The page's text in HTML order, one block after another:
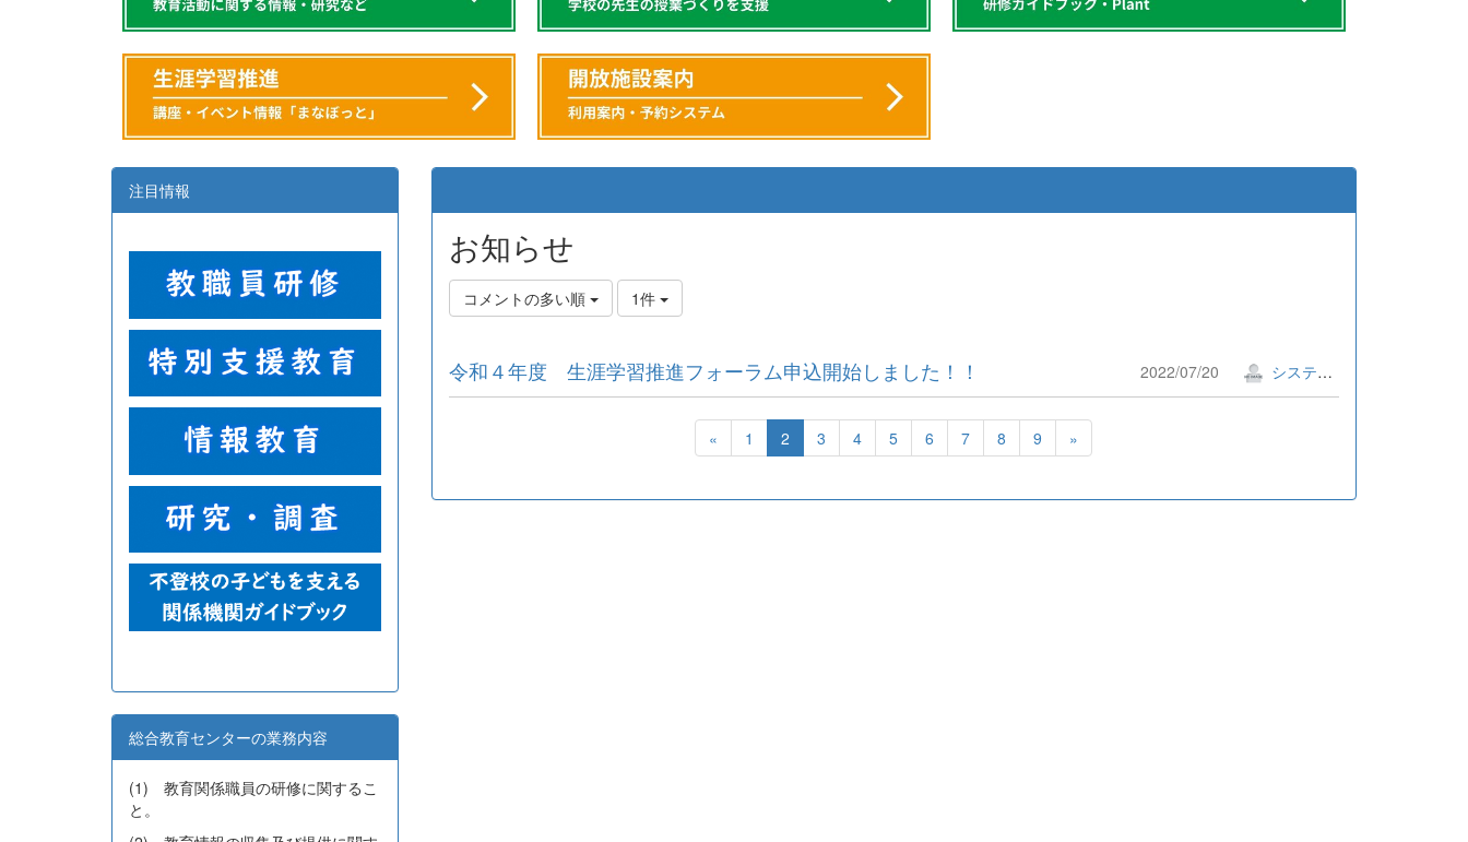
お知らせ
コメントの多い順 1件
令和４年度 生涯学習推進フォーラム申込開始しました！！ 2022/07/20 システム管理者
« 1 2 3 4 5 6 7 8 9 »
注目情報
総合教育センターの業務内容
(1) 教育関係職員の研修に関するこ
と。